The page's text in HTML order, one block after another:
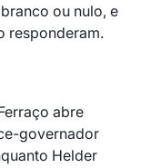
ou nulo, e
responderam.
abre
governador
Helder